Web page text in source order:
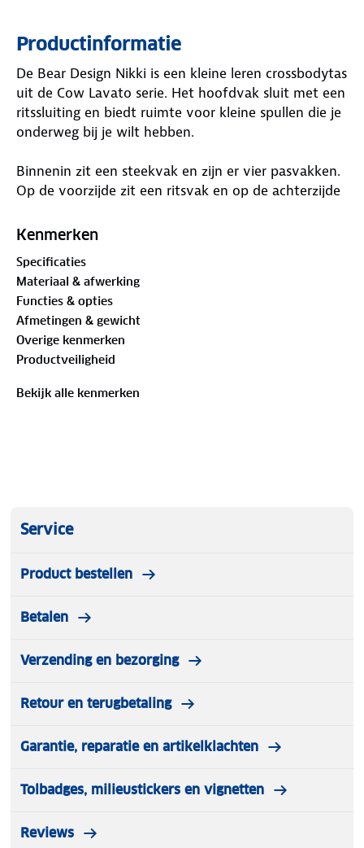
Productinformatie
De Bear Design Nikki is een kleine leren crossbodytas
uit de Cow Lavato serie. Het hoofdvak sluit met een
ritssluiting en biedt ruimte voor kleine spullen die je
onderweg bij je wilt hebben.
Binnenin zit een steekvak en zijn er vier pasvakken.
Op de voorzijde zit een ritsvak en op de achterzijde
schouderband draag je de tas op de gewenste
Afmetingen:21 x 13 x 3,5 cm (h x b x d)
Kenmerken:
Materiaal: Leer
Ritsvak: Achterzijde
Verstelbare schouderband
Kenmerken
Specificaties
Materiaal & afwerking
Functies & opties
Afmetingen & gewicht
Overige kenmerken
Productveiligheid
Bekijk alle kenmerken
Service
Product bestellen
Betalen
Verzending en bezorging
Retour en terugbetaling
Garantie, reparatie en artikelklachten
Tolbadges, milieustickers en vignetten
Reviews